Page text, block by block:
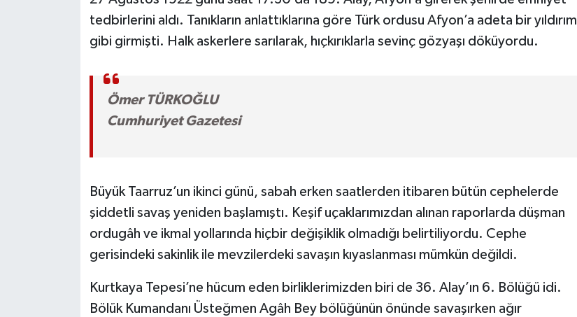
tedbirlerini aldı. Tanıkların anlattıklarına göre Türk ordusu Afyon’a adeta bir yıldırım
gibi girmişti. Halk askerlere sarılarak, hıçkırıklarla sevinç gözyaşı döküyordu.
Ömer TÜRKOĞLU
Cumhuriyet Gazetesi
Büyük Taarruz’un ikinci günü, sabah erken saatlerden itibaren bütün cephelerde
şiddetli savaş yeniden başlamıştı. Keşif uçaklarımızdan alınan raporlarda düşman
ordugâh ve ikmal yollarında hiçbir değişiklik olmadığı belirtiliyordu. Cephe
gerisindeki sakinlik ile mevzilerdeki savaşın kıyaslanması mümkün değildi.
Kurtkaya Tepesi’ne hücum eden birliklerimizden biri de 36. Alay’ın 6. Bölüğü idi.
Bölük Kumandanı Üsteğmen Agâh Bey bölüğünün önünde savaşırken ağır